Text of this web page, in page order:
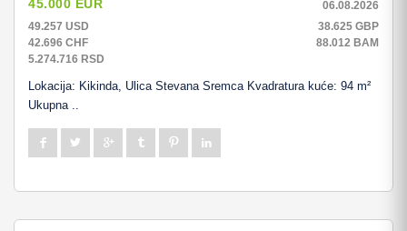
45.000 EUR
06.08.2026
49.257 USD
38.625 GBP
42.696 CHF
88.012 BAM
5.274.716 RSD
Lokacija: Kikinda, Ulica Stevana Sremca Kvadratura kuće: 94 m²
Ukupna ..